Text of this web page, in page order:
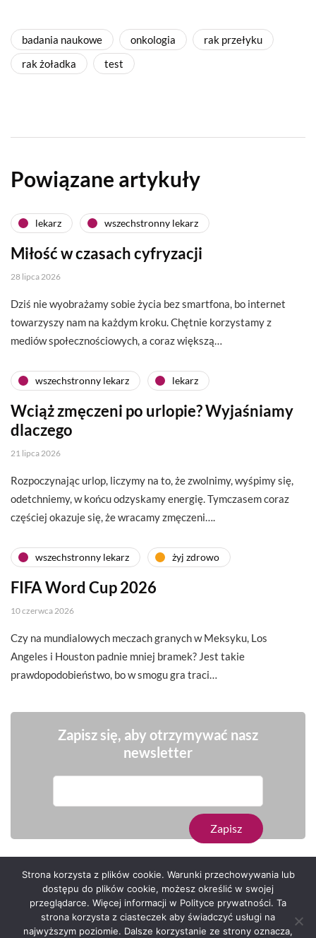
badania naukowe onkologia
rak przełyku
rak żoładka
test
Powiązane artykuły
lekarz wszechstronny lekarz
Miłość w czasach cyfryzacji
28 lipca 2026
Dziś nie wyobrażamy sobie życia bez smartfona, bo internet
towarzyszy nam na każdym kroku. Chętnie korzystamy z
mediów społecznościowych, a coraz większą…
wszechstronny lekarz lekarz
Wciąż zmęczeni po urlopie? Wyjaśniamy
dlaczego
21 lipca 2026
Rozpoczynając urlop, liczymy na to, że zwolnimy, wyśpimy się,
odetchniemy, w końcu odzyskamy energię. Tymczasem coraz
częściej okazuje się, że wracamy zmęczeni….
wszechstronny lekarz żyj zdrowo
FIFA Word Cup 2026
10 czerwca 2026
Czy na mundialowych meczach granych w Meksyku, Los
Angeles i Houston padnie mniej bramek? Jest takie
prawdopodobieństwo, bo w smogu gra traci…
Zapisz się, aby otrzymywać nasz
newsletter
Serwis zaprojektował Grzegorz Sztank .
Strona korzysta z plików cookie. Warunki przechowywania lub
dostępu do plików cookie, możesz określić w swojej
przeglądarce. Więcej informacji w Polityce prywatności. Ta
strona korzysta z ciasteczek aby świadczyć usługi na
najwyższym poziomie. Dalsze korzystanie ze strony oznacza,